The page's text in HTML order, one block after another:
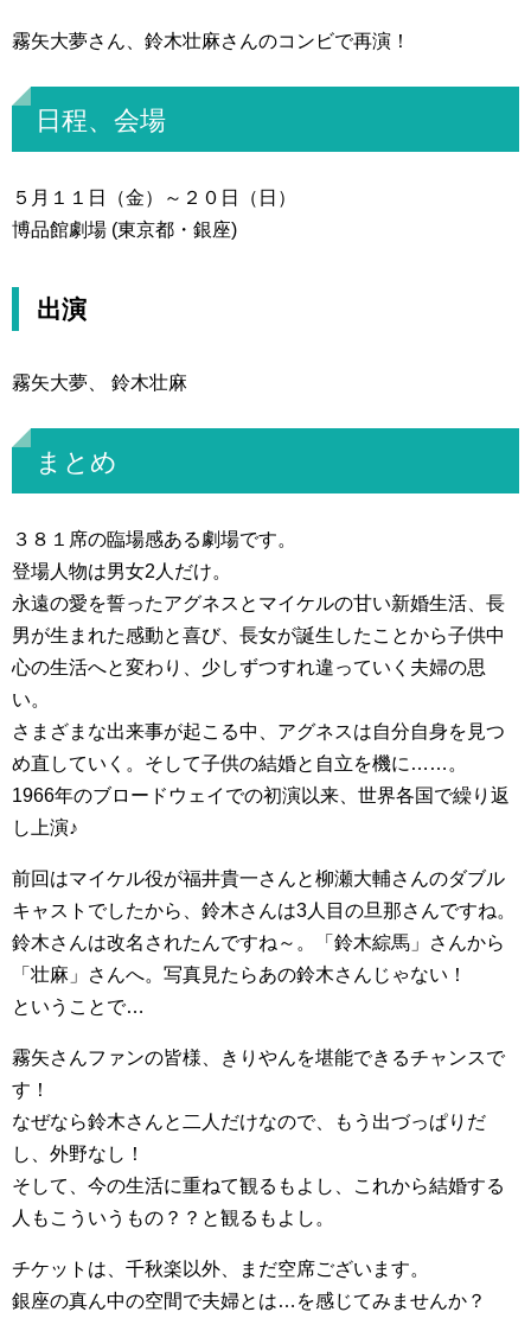
霧矢大夢さん、鈴木壮麻さんのコンビで再演！
日程、会場
５月１１日（金）～２０日（日）
博品館劇場 (東京都・銀座)
出演
霧矢大夢、 鈴木壮麻
まとめ
３８１席の臨場感ある劇場です。
登場人物は男女2人だけ。
永遠の愛を誓ったアグネスとマイケルの甘い新婚生活、長
男が生まれた感動と喜び、長女が誕生したことから子供中
心の生活へと変わり、少しずつすれ違っていく夫婦の思
い。
さまざまな出来事が起こる中、アグネスは自分自身を見つ
め直していく。そして子供の結婚と自立を機に……。
1966年のブロードウェイでの初演以来、世界各国で繰り返
し上演♪
前回はマイケル役が福井貴一さんと柳瀬大輔さんのダブル
キャストでしたから、鈴木さんは3人目の旦那さんですね。
鈴木さんは改名されたんですね～。「鈴木綜馬」さんから
「壮麻」さんへ。写真見たらあの鈴木さんじゃない！
ということで…
霧矢さんファンの皆様、きりやんを堪能できるチャンスで
す！
なぜなら鈴木さんと二人だけなので、もう出づっぱりだ
し、外野なし！
そして、今の生活に重ねて観るもよし、これから結婚する
人もこういうもの？？と観るもよし。
チケットは、千秋楽以外、まだ空席ございます。
銀座の真ん中の空間で夫婦とは…を感じてみませんか？